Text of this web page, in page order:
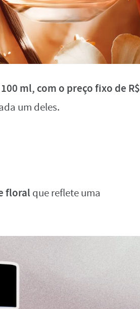
ml, com o preço fixo de R$
um deles.
floral que reflete uma